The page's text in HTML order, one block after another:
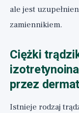
ale jest
zamiennikiem.
Ciężki
przez
Istnieje rodzaj